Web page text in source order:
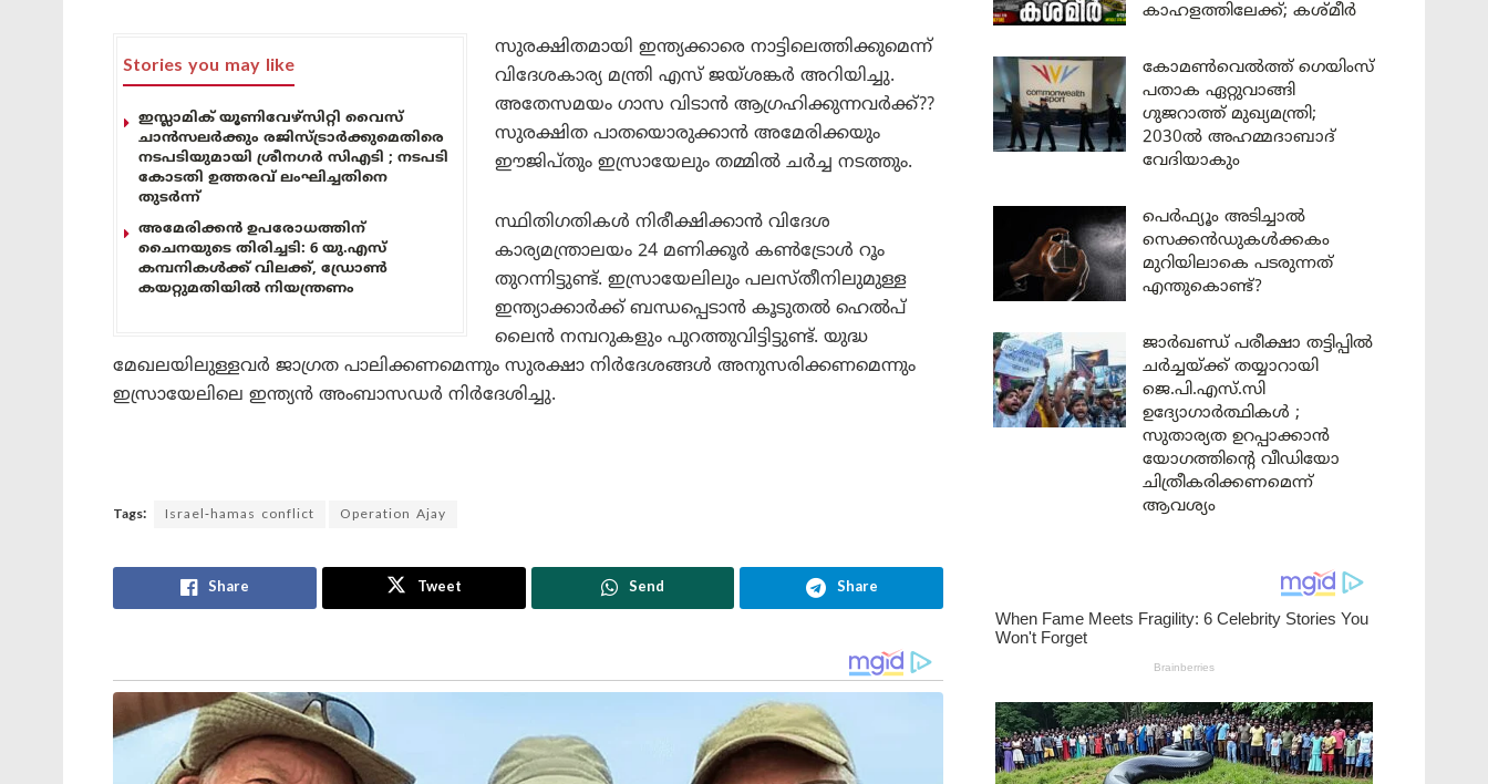
Stories you may like
ഇസ്ലാമിക് യൂണിവേഴ്സിറ്റി വൈസ്
ചാൻസലർക്കും രജിസ്ട്രാർക്കുമെതിരെ
നടപടിയുമായി ശ്രീനഗർ സിഎടി ; നടപടി
കോടതി ഉത്തരവ് ലംഘിച്ചതിനെ
തുടർന്ന്
അമേരിക്കൻ ഉപരോധത്തിന്
ചൈനയുടെ തിരിച്ചടി: 6 യു.എസ്
കമ്പനികൾക്ക് വിലക്ക്, ഡ്രോൺ
കയറ്റുമതിയിൽ നിയന്ത്രണം
സുരക്ഷിതമായി ഇന്ത്യക്കാരെ നാട്ടിലെത്തിക്കുമെന്ന്
വിദേശകാര്യ മന്ത്രി എസ് ജയ്ശങ്കർ അറിയിച്ചു.
അതേസമയം ഗാസ വിടാൻ ആഗ്രഹിക്കുന്നവർക്ക്??
സുരക്ഷിത പാതയൊരുക്കാൻ അമേരിക്കയും
ഈജിപ്തും ഇസ്രായേലും തമ്മിൽ ചർച്ച നടത്തും.
സ്ഥിതിഗതികൾ നിരീക്ഷിക്കാൻ വിദേശ
കാര്യമന്ത്രാലയം 24 മണിക്കൂർ കൺട്രോൾ റൂം
തുറന്നിട്ടുണ്ട്. ഇസ്രായേലിലും പലസ്തീനിലുമുള്ള
ഇന്ത്യാക്കാർക്ക് ബന്ധപ്പെടാൻ കൂടുതൽ ഹെൽപ്
ലൈൻ നമ്പറുകളും പുറത്തുവിട്ടിട്ടുണ്ട്. യുദ്ധ
മേഖലയിലുള്ളവർ ജാഗ്രത പാലിക്കണമെന്നും സുരക്ഷാ നിർദേശങ്ങൾ അനുസരിക്കണമെന്നും
ഇസ്രായേലിലെ ഇന്ത്യൻ അംബാസഡർ നിർദേശിച്ചു.
Tags: Israel-hamas conflict Operation Ajay
Share Tweet Send Share
കാഹളത്തിലേക്ക്; കശ്മീർ
കോമൺവെൽത്ത് ഗെയിംസ്
പതാക ഏറ്റുവാങ്ങി
ഗുജറാത്ത് മുഖ്യമന്ത്രി;
2030ൽ അഹമ്മദാബാദ്
വേദിയാകും
പെർഫ്യൂം അടിച്ചാൽ
സെക്കൻഡുകൾക്കകം
മുറിയിലാകെ പടരുന്നത്
എന്തുകൊണ്ട്?
ജാർഖണ്ഡ് പരീക്ഷാ തട്ടിപ്പിൽ
ചർച്ചയ്ക്ക് തയ്യാറായി
ജെ.പി.എസ്.സി
ഉദ്യോഗാർത്ഥികൾ ;
സുതാര്യത ഉറപ്പാക്കാൻ
യോഗത്തിന്റെ വീഡിയോ
ചിത്രീകരിക്കണമെന്ന്
ആവശ്യം